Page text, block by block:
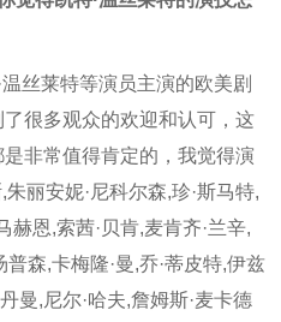
丝莱特等演员主演的欧美剧
了很多观众的欢迎和认可，这
非常值得肯定的，我觉得演
丽安妮·尼科尔森,珍·斯马特,
赫恩,索茜·贝肯,麦肯齐·兰辛,
普森,卡梅隆·曼,乔·蒂皮特,伊兹
曼,尼尔·哈夫,詹姆斯·麦卡德